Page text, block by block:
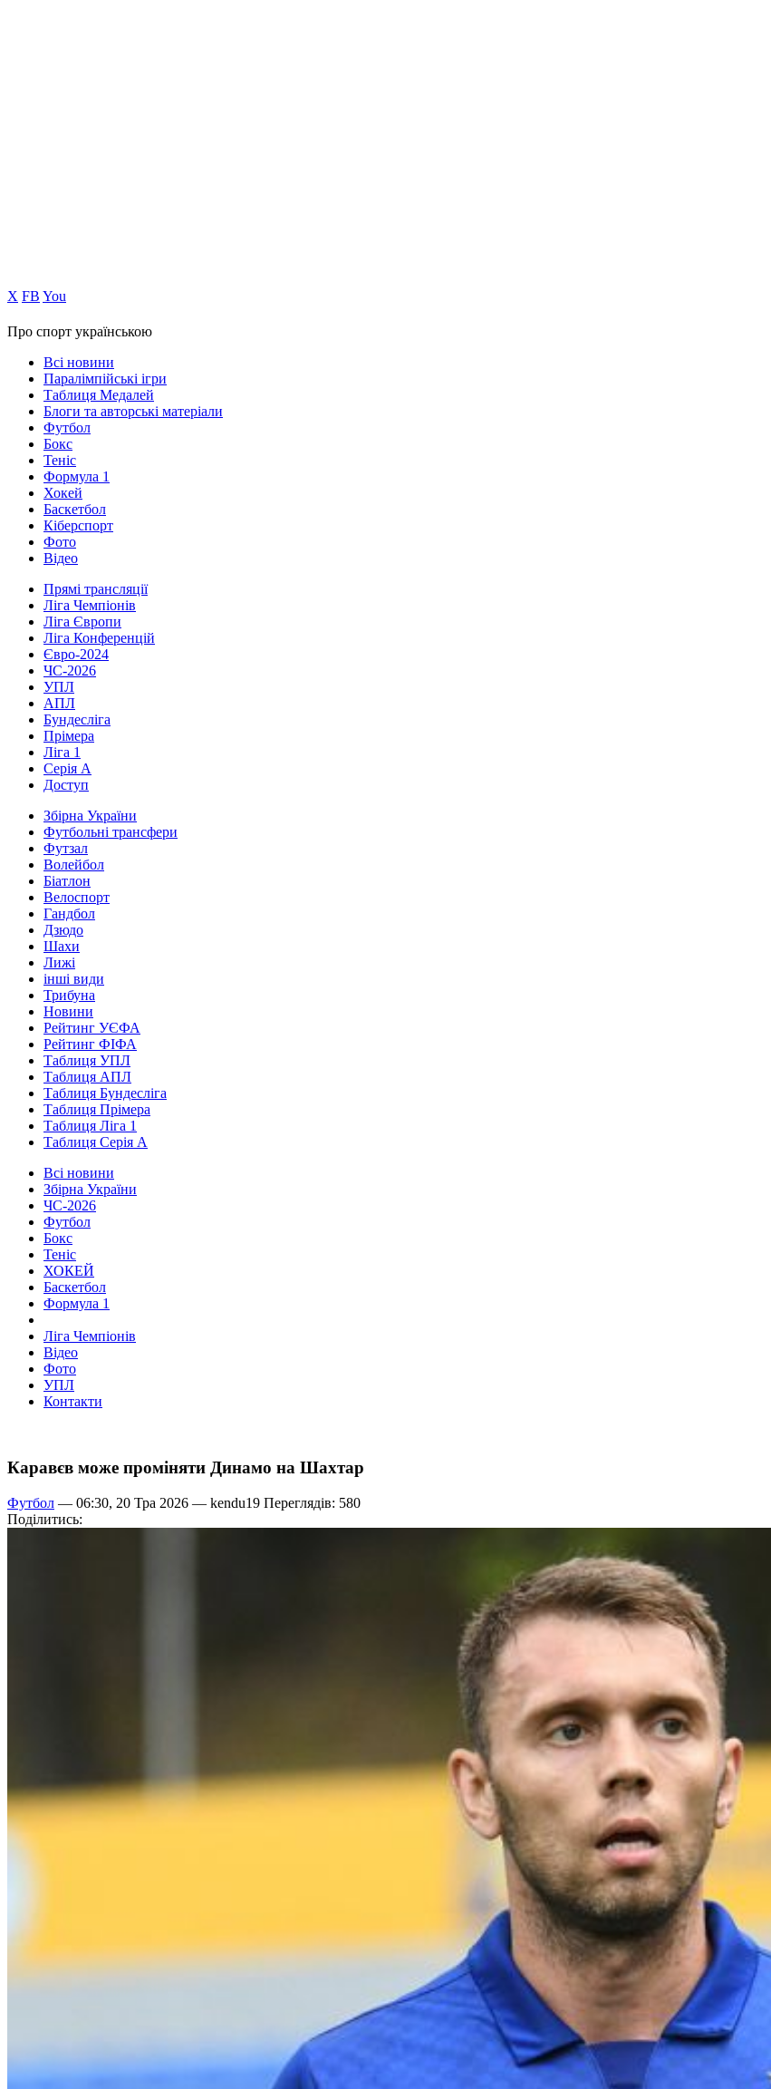
Х FB You
Про спорт українською
Всі новини
Паралімпійські ігри
Таблиця Медалей
Блоги та авторські матеріали
Футбол
Бокс
Теніс
Формула 1
Хокей
Баскетбол
Кіберспорт
Фото
Відео
Прямі трансляції
Ліга Чемпіонів
Ліга Європи
Ліга Конференцій
Євро-2024
ЧС-2026
УПЛ
АПЛ
Бундесліга
Прімера
Ліга 1
Серія А
Доступ
Збірна України
Футбольні трансфери
Футзал
Волейбол
Біатлон
Велоспорт
Гандбол
Дзюдо
Шахи
Лижі
інші види
Трибуна
Новини
Рейтинг УЄФА
Рейтинг ФІФА
Таблиця УПЛ
Таблиця АПЛ
Таблиця Бундесліга
Таблиця Прімера
Таблиця Ліга 1
Таблиця Серія А
Всі новини
Збірна України
ЧС-2026
Футбол
Бокс
Теніс
ХОКЕЙ
Баскетбол
Формула 1
Ліга Чемпіонів
Відео
Фото
УПЛ
Контакти
Каравєв може проміняти Динамо на Шахтар
Футбол — 06:30, 20 Тра 2026 — kendu19 Переглядів: 580
Поділитись: